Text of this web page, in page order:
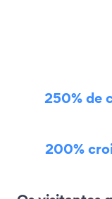
250% de
200%